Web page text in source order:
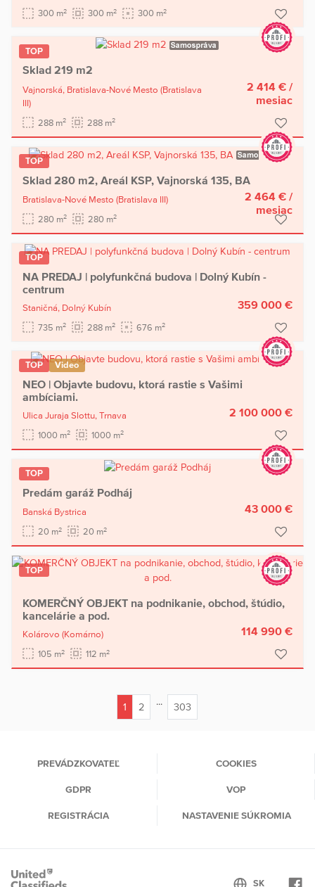
300 m2 300 m2 300 m2
TOP
Sklad 219 m2
Vajnorská, Bratislava-Nové Mesto (Bratislava
III)
288 m2 288 m2
2 414 € /
mesiac
TOP
Sklad 280 m2, Areál KSP, Vajnorská 135, BA
Bratislava-Nové Mesto (Bratislava III)
280 m2 280 m2
2 464 € /
mesiac
TOP
NA PREDAJ | polyfunkčná budova | Dolný Kubín -
centrum
Staničná, Dolný Kubín
735 m2 288 m2 676 m2
359 000 €
TOP Video
NEO | Objavte budovu, ktorá rastie s Vašimi
ambíciami.
Ulica Juraja Slottu, Trnava
1000 m2 1000 m2
2 100 000 €
TOP
Predám garáž Podháj
Banská Bystrica
20 m2 20 m2
43 000 €
TOP
KOMERČNÝ OBJEKT na podnikanie, obchod, štúdio,
kancelárie a pod.
Kolárovo (Komárno)
105 m2 112 m2
114 990 €
1
2 ... 303
PREVÁDZKOVATEĽ COOKIES
GDPR VOP
REGISTRÁCIA NASTAVENIE SÚKROMIA